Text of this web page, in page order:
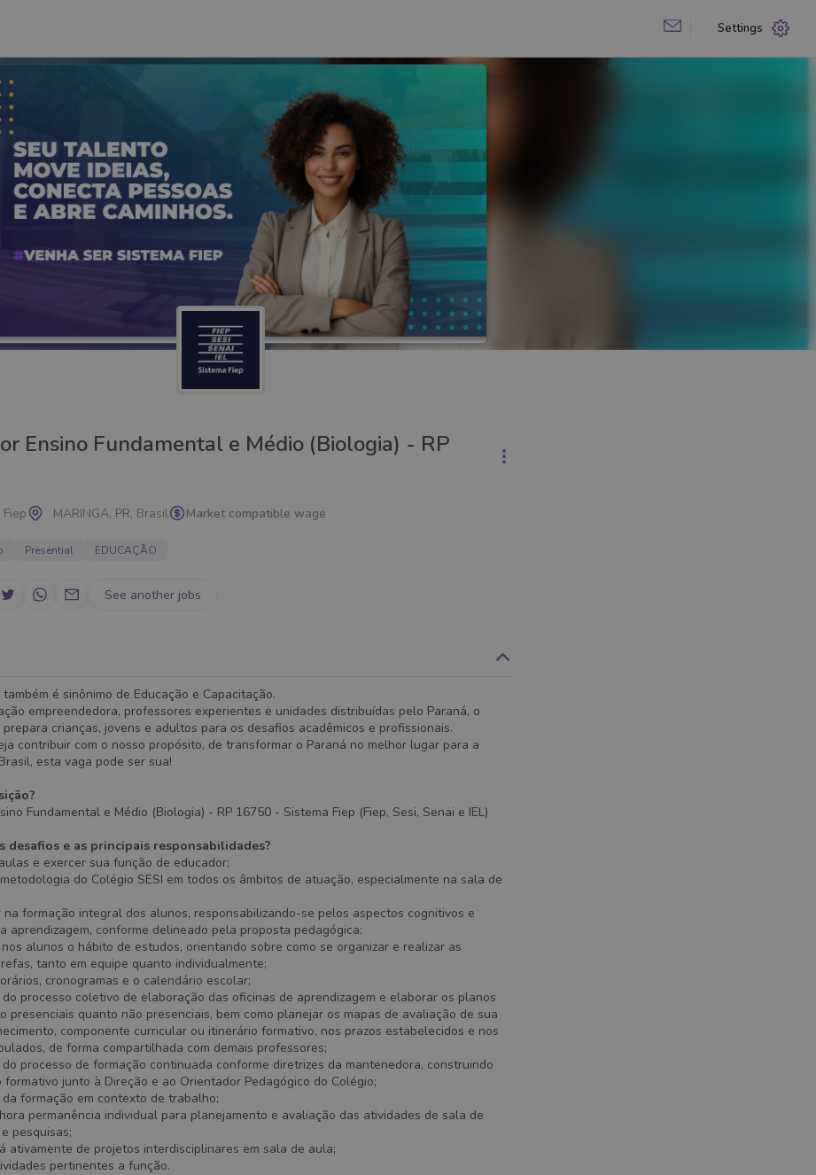
Settings
Ensino Fundamental e Médio (Biologia) - RP
MARINGA, PR, Brasil Market compatible wage
Presential EDUCAÇÃO
See another jobs
também é sinônimo de Educação e Capacitação.
empreendedora, professores experientes e unidades distribuídas pelo Paraná, o
prepara crianças, jovens e adultos para os desafios acadêmicos e profissionais.
contribuir com o nosso propósito, de transformar o Paraná no melhor lugar para a
esta vaga pode ser sua!
Fundamental e Médio (Biologia) - RP 16750 - Sistema Fiep (Fiep, Sesi, Senai e IEL)
desafios e as principais responsabilidades?
e exercer sua função de educador;
do Colégio SESI em todos os âmbitos de atuação, especialmente na sala de
na formação integral dos alunos, responsabilizando-se pelos aspectos cognitivos e
aprendizagem, conforme delineado pela proposta pedagógica;
alunos o hábito de estudos, orientando sobre como se organizar e realizar as
tanto em equipe quanto individualmente;
cronogramas e o calendário escolar;
do processo coletivo de elaboração das oficinas de aprendizagem e elaborar os planos
presenciais quanto não presenciais, bem como planejar os mapas de avaliação de sua
componente curricular ou itinerário formativo, nos prazos estabelecidos e nos
de forma compartilhada com demais professores;
do processo de formação continuada conforme diretrizes da mantenedora, construindo
formativo junto à Direção e ao Orientador Pedagógico do Colégio;
da formação em contexto de trabalho;
permanência individual para planejamento e avaliação das atividades de sala de
pesquisas;
ativamente de projetos interdisciplinares em sala de aula;
pertinentes a função.